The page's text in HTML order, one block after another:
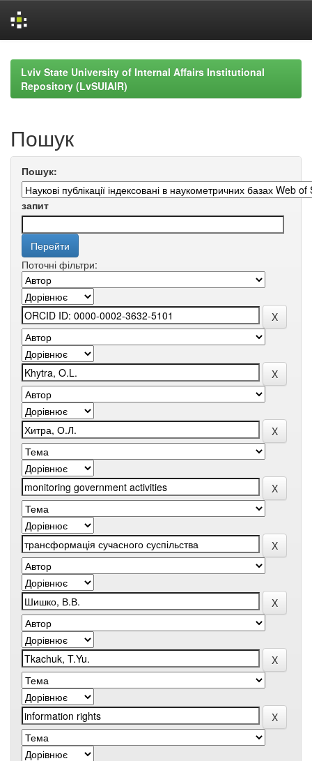
navigationLviv State University of Internal Affairs Institutional
Repository (LvSUIAIR)
Пошук
Пошук:
запит
Поточні фільтри: